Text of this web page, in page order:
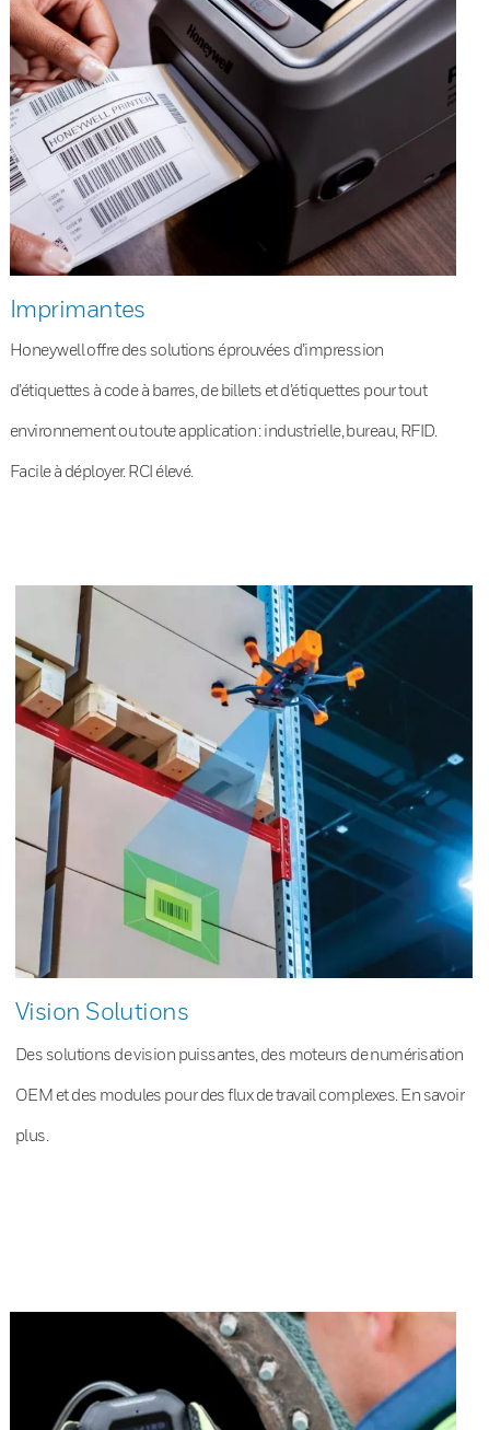
Imprimantes
Honeywell offre des solutions éprouvées d’impression
d’étiquettes à code à barres, de billets et d’étiquettes pour tout
environnement ou toute application : industrielle, bureau, RFID.
Facile à déployer. RCI élevé.
Vision Solutions
Des solutions de vision puissantes, des moteurs de numérisation
OEM et des modules pour des flux de travail complexes. En savoir
plus.